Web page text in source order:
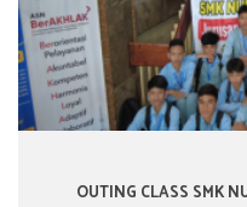
OUTING CLASS SMK